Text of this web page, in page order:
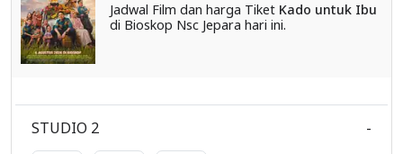
Jadwal Film dan harga Tiket Kado untuk Ibu
di Bioskop Nsc Jepara hari ini.
STUDIO 2 -